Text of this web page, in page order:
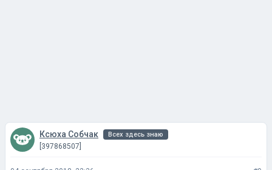
Ксюха Собчак Всех здесь знаю
[397868507]